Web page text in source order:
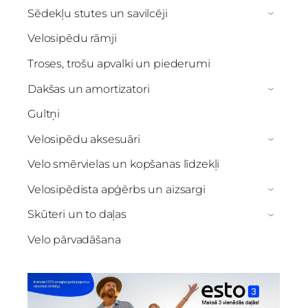
Sēdekļu stutes un savilcēji ›
Velosipēdu rāmji
Troses, trošu apvalki un piederumi
Dakšas un amortizatori
›
Gultņi
Velosipēdu aksesuāri
›
Velo smērvielas un kopšanas līdzekļi
Velosipēdista apģērbs un aizsargi
›
Skūteri un to daļas ›
Velo pārvadāšana